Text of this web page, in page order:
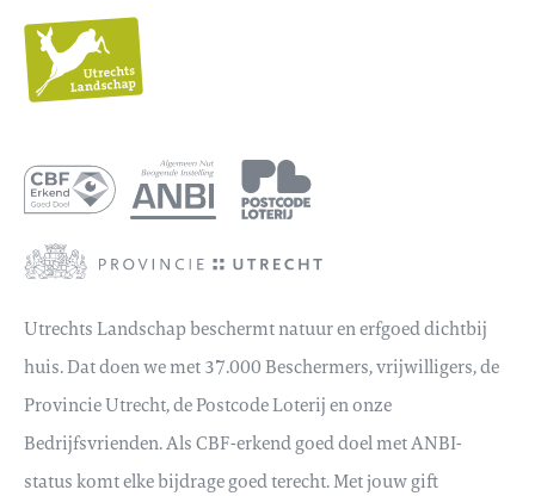
Utrechts Landschap beschermt natuur en erfgoed dichtbij
huis. Dat doen we met 37.000 Beschermers, vrijwilligers, de
Provincie Utrecht, de Postcode Loterij en onze
Bedrijfsvrienden. Als CBF-erkend goed doel met ANBI-
status komt elke bijdrage goed terecht. Met jouw gift